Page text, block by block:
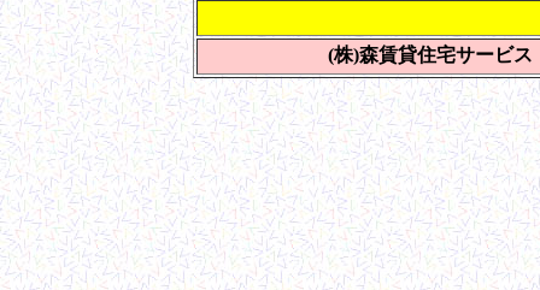
(株)森賃貸住宅サービス